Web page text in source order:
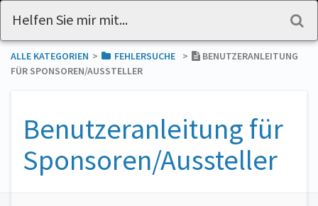
ALLE KATEGORIEN ​>​ ​FEHLERSUCHE ​>​
BENUTZERANLEITUNG
FÜR SPONSOREN/AUSSTELLER
Benutzeranleitung für
Sponsoren/Aussteller